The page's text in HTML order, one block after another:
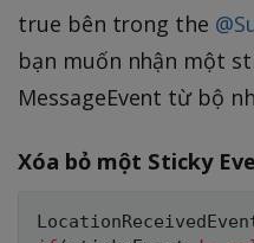
true bên trong the
bạn muốn nhận một
MessageEvent từ bộ
Xóa bỏ một Sticky